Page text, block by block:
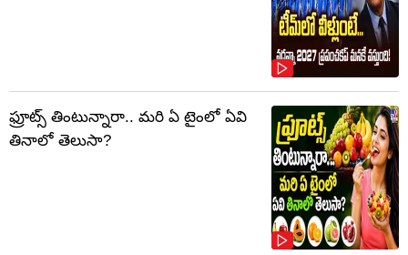
ఫ్రూట్స్‌ తింటున్నారా.. మరి ఏ టైంలో ఏవి
తినాలో తెలుసా?